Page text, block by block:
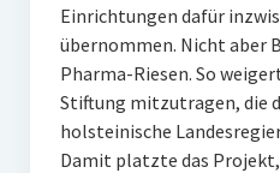
Einrichtungen dafür
übernommen. Nicht aber
Pharma-Riesen. So
Stiftung mitzutragen, die
holsteinische
Damit platzte das